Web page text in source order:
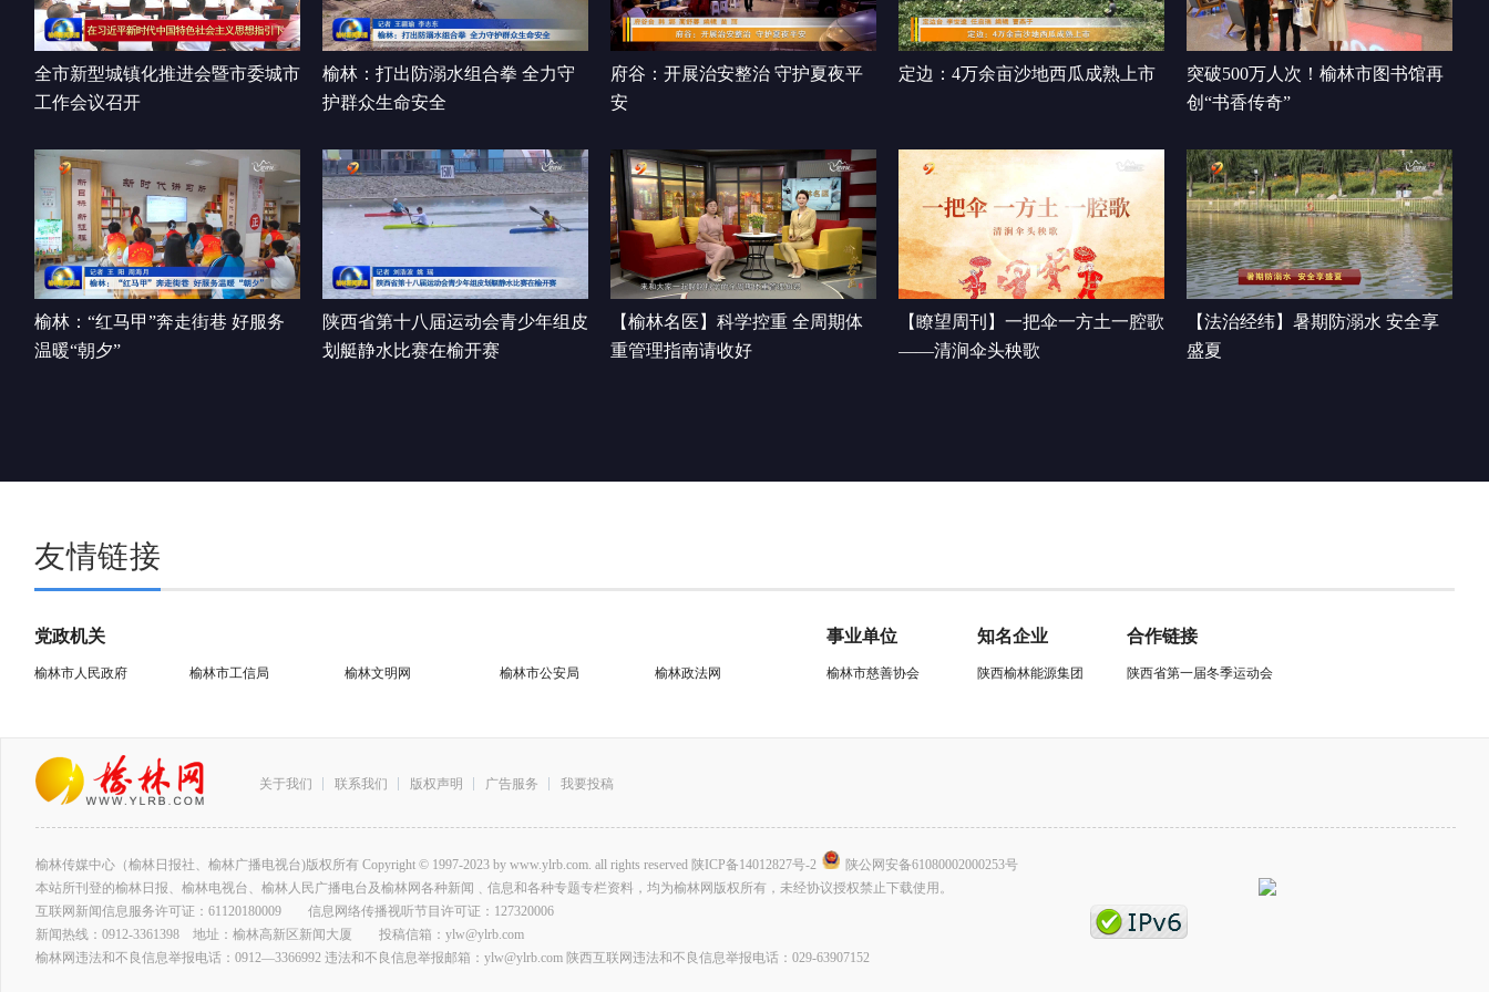
00:02:35
全市新型城镇化推进会暨市委城市
工作会议召开
榆林：打出防溺水组合拳 全力守
护群众生命安全
府谷：开展治安整治 守护夏夜平
安
定边：4万余亩沙地西瓜成熟上市
突破500万人次！榆林市图书馆再
创“书香传奇”
榆林：“红马甲”奔走街巷 好服务
温暖“朝夕”
陕西省第十八届运动会青少年组皮
划艇静水比赛在榆开赛
【榆林名医】科学控重 全周期体
重管理指南请收好
【瞭望周刊】一把伞一方土一腔歌
——清涧伞头秧歌
【法治经纬】暑期防溺水 安全享
盛夏
友情链接
党政机关
榆林市人民政府 榆林市工信局 榆林文明网 榆林市公安局 榆林政法网
事业单位
榆林市慈善协会
知名企业
陕西榆林能源集团
合作链接
陕西省第一届冬季运动会
关于我们 联系我们 版权声明 广告服务 我要投稿
榆林传媒中心（榆林日报社、榆林广播电视台)版权所有 Copyright © 1997-2023 by www.ylrb.com. all rights reserved 陕ICP备14012827号-2
陕公网安备61080002000253号
本站所刊登的榆林日报、榆林电视台、榆林人民广播电台及榆林网各种新闻﹑信息和各种专题专栏资料，均为榆林网版权所有，未经协议授权禁止下载使用。
互联网新闻信息服务许可证：61120180009 信息网络传播视听节目许可证：127320006
新闻热线：0912-3361398 地址：榆林高新区新闻大厦 投稿信箱：ylw@ylrb.com
榆林网违法和不良信息举报电话：0912—3366992 违法和不良信息举报邮箱：ylw@ylrb.com 陕西互联网违法和不良信息举报电话：029-63907152